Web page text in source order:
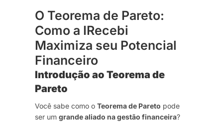
O Teorema de Pareto:
Como a IRecebi
Maximiza seu Potencial
Financeiro
Introdução ao Teorema de
Pareto
Você sabe como o Teorema de Pareto pode
ser um grande aliado na gestão financeira?